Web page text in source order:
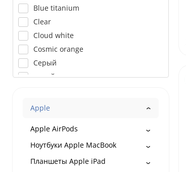
Blue titanium
Clear
Cloud white
Cosmic orange
Cерый
cиний
Dark brown
Desert titanium
Fauve Deployment Buckle
Finish Titan
Apple
Apple AirPods
Ноутбуки Apple MacBook
Планшеты Apple iPad